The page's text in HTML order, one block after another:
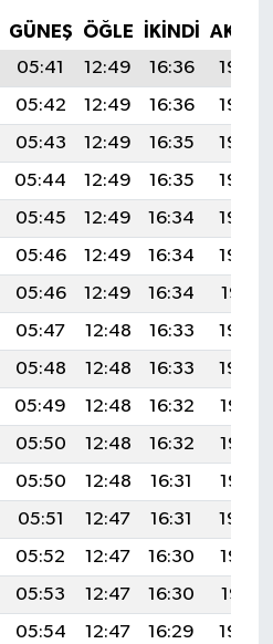
GÜNEŞ ÖĞLE İKINDI
05:41 12:49 16:36
19:48
05:42 12:49 16:36
19:46
05:43 12:49 16:35
19:45
05:44 12:49 16:35
19:44
05:45 12:49 16:34
19:43
05:46 12:49 16:34
19:42
05:46 12:49 16:34
19:41
05:47 12:48 16:33
19:40
05:48 12:48 16:33
19:39
05:49 12:48 16:32
19:37
05:50 12:48 16:32
19:36
05:50 12:48 16:31
19:35
05:51 12:47 16:31
19:34
05:52 12:47 16:30
19:32
05:53 12:47 16:30
19:31
05:54 12:47 16:29
19:30